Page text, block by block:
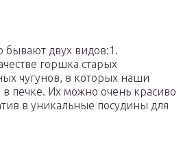
бывают двух видов:​​1.
горшка старых
чугунов, в которых наши
печке. Их можно очень красиво
в уникальные посудины для